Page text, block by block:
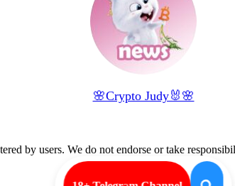
🌸Crypto Judy🐰🌸
by users. We do not endorse or take